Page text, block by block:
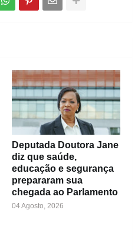
Deputada Doutora Jane
diz que saúde,
educação e segurança
prepararam sua
chegada ao Parlamento
04 Agosto, 2026